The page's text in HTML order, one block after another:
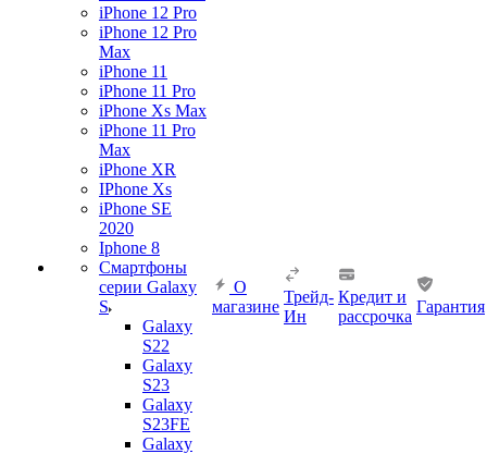
iPhone 12 Pro
iPhone 12 Pro
Max
iPhone 11
iPhone 11 Pro
iPhone Xs Max
iPhone 11 Pro
Max
iPhone XR
IPhone Xs
iPhone SE
2020
Iphone 8
Смартфоны
серии Galaxy
S
Galaxy
S22
Galaxy
S23
Galaxy
S23FE
Galaxy
О
магазине
Трейд-
Ин
Кредит и
рассрочка
Гарантия